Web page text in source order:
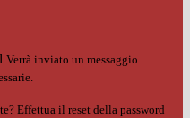
Verrà inviato un messaggio
Effettua il reset della password